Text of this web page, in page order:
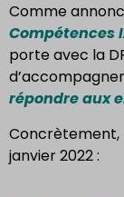
Comme
Compétences
porte avec la
d’accompagner
répondre aux
Concrètement,
janvier 2022 :